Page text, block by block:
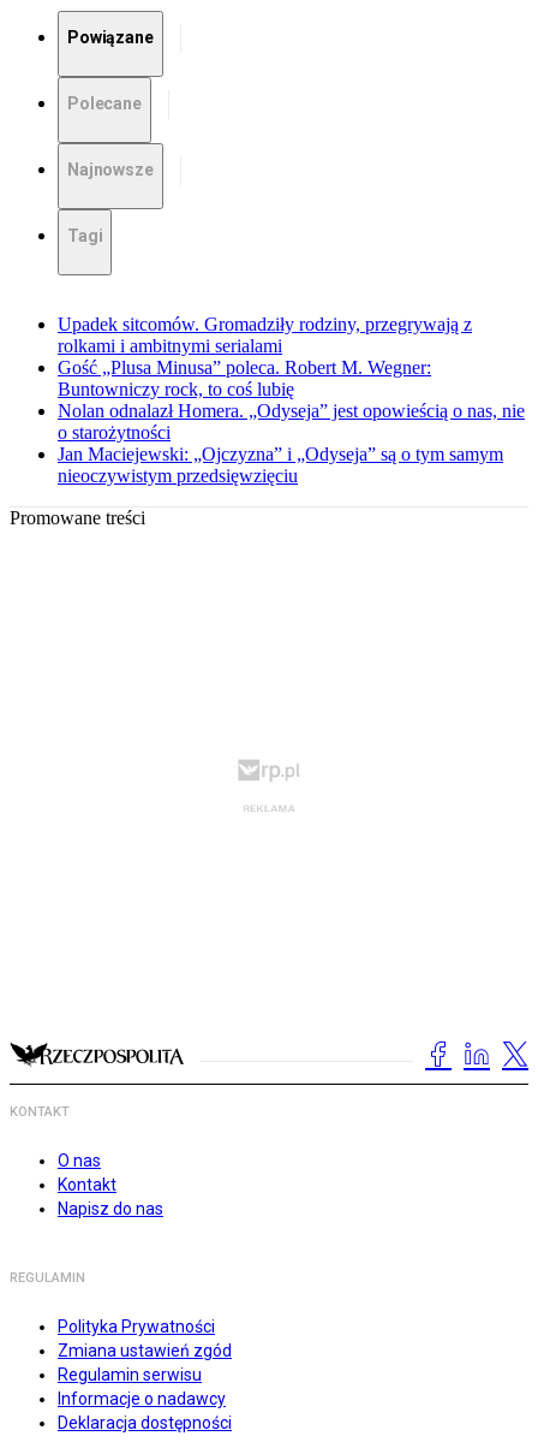
Powiązane
Polecane
Najnowsze
Tagi
Upadek sitcomów. Gromadziły rodziny, przegrywają z
rolkami i ambitnymi serialami
Gość „Plusa Minusa” poleca. Robert M. Wegner:
Buntowniczy rock, to coś lubię
Nolan odnalazł Homera. „Odyseja” jest opowieścią o nas, nie
o starożytności
Jan Maciejewski: „Ojczyzna” i „Odyseja” są o tym samym
nieoczywistym przedsięwzięciu
Promowane treści
KONTAKT
O nas
Kontakt
Napisz do nas
REGULAMIN
Polityka Prywatności
Zmiana ustawień zgód
Regulamin serwisu
Informacje o nadawcy
Deklaracja dostępności